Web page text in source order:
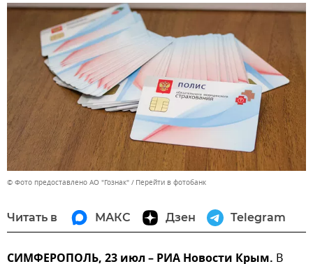
© Фото предоставлено АО "Гознак" Перейти в фотобанк
Читать в МАКС Дзен Telegram
СИМФЕРОПОЛЬ, 23 июл – РИА Новости Крым. В